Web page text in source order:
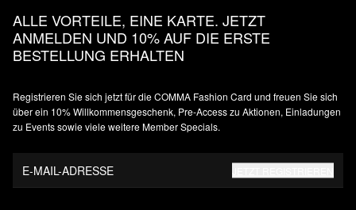
ALLE VORTEILE, EINE KARTE. JETZT
ANMELDEN UND 10% AUF DIE ERSTE
BESTELLUNG ERHALTEN
Registrieren Sie sich jetzt für die COMMA Fashion Card und freuen Sie sich
über ein 10% Willkommensgeschenk, Pre-Access zu Aktionen, Einladungen
zu Events sowie viele weitere Member Specials.
E-MAIL-ADRESSE